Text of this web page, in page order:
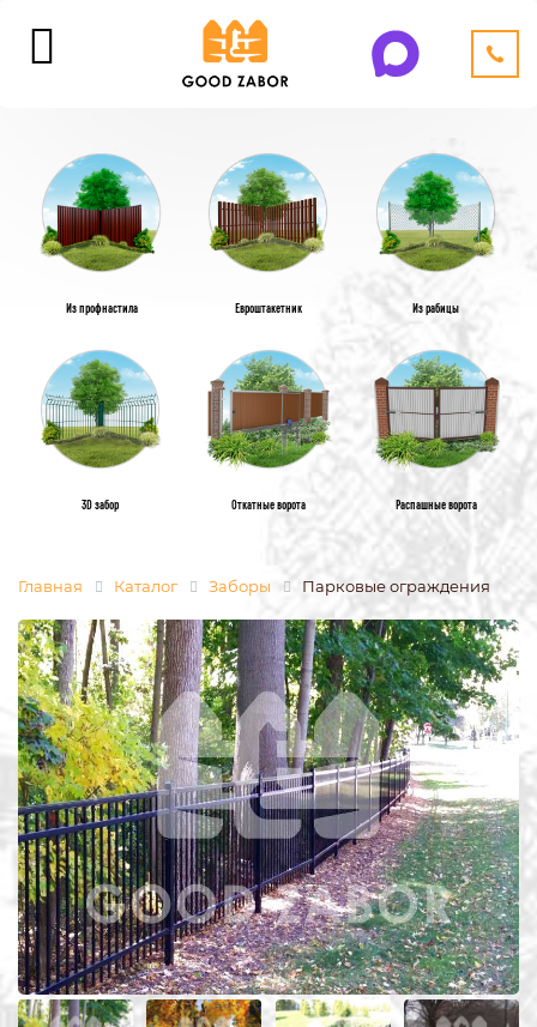
Из профнастила Евроштакетник Из рабицы
3D забор Откатные ворота Распашные ворота
Главная Каталог Заборы Парковые ограждения